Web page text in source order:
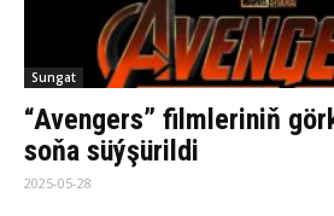
Sungat
“Avengers” filmleriniň
soňa süýşürildi
2025-05-28